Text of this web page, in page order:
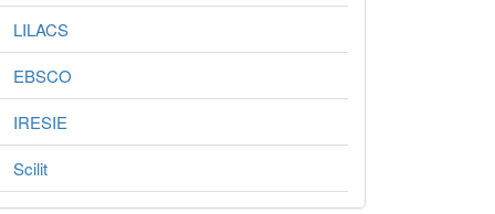
LILACS
EBSCO
IRESIE
Scilit